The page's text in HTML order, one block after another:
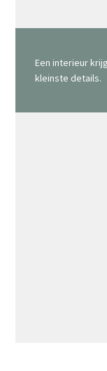
Een interieur
kleinste details.